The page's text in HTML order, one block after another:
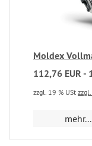
Moldex
112,76 EUR -
zzgl. 19 % USt
mehr...